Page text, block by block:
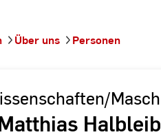
Über uns Personen
Halbleib